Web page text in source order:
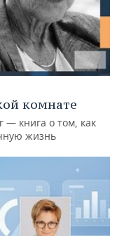
комнате
— книга о том, как
жизнь